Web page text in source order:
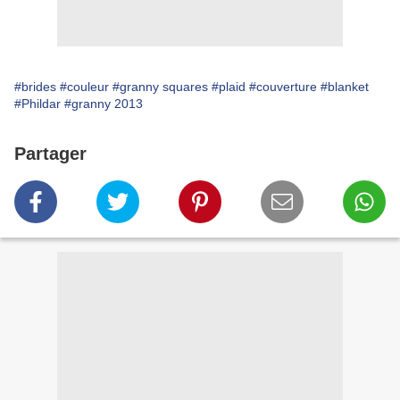
#brides #couleur #granny squares #plaid #couverture #blanket
#Phildar #granny 2013
Partager